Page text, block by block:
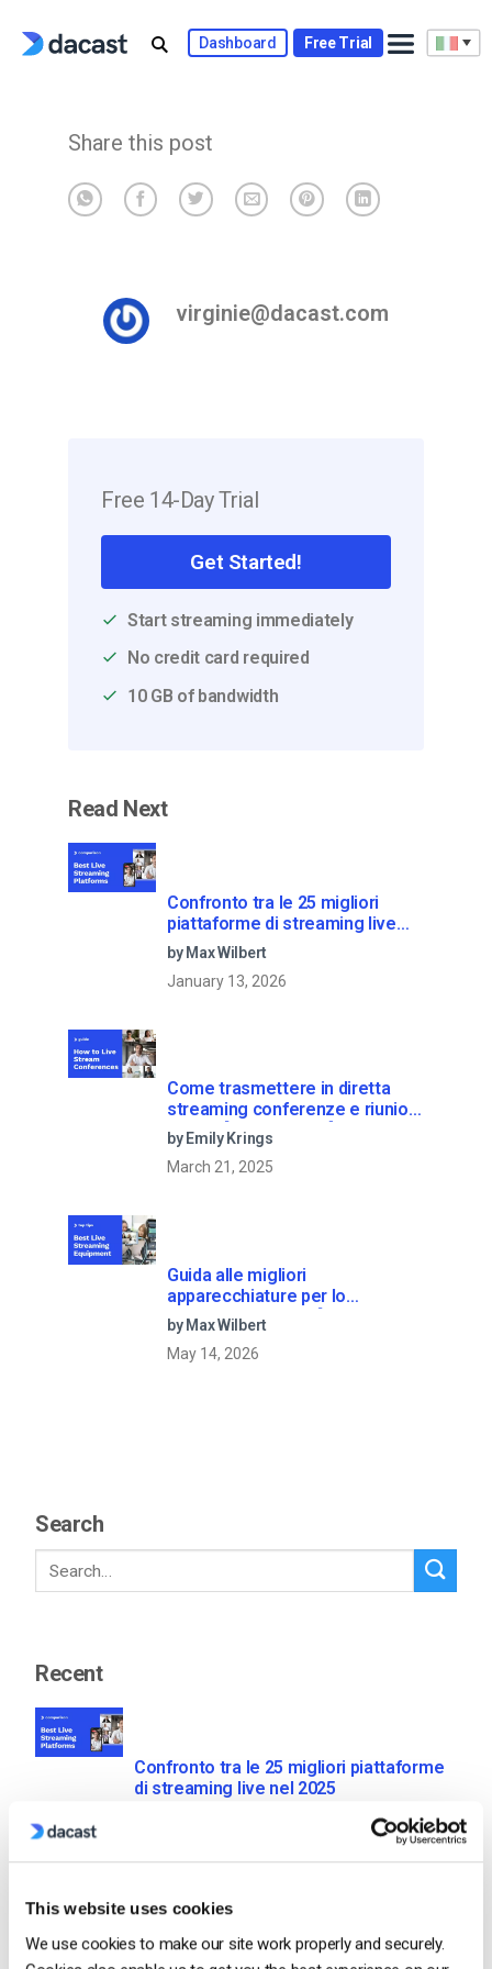
This website uses cookies
We use cookies to make our site work properly and securely.
Dashboard Free Trial
Share this post
virginie@dacast.com
Free 14-Day Trial
Get Started!
Start streaming immediately
No credit card required
10 GB of bandwidth
Read Next
Confronto tra le 25 migliori
piattaforme di streaming live
nel 2025
by Max Wilbert
January 13, 2026
Come trasmettere in diretta
streaming conferenze e riunioni
virtuali [2021 Update]
by Emily Krings
March 21, 2025
Guida alle migliori
apparecchiature per lo
streaming dal vivo [2025
Update]
by Max Wilbert
May 14, 2026
Search
Recent
Confronto tra le 25 migliori piattaforme
di streaming live nel 2025
Come trasmettere in diretta streaming